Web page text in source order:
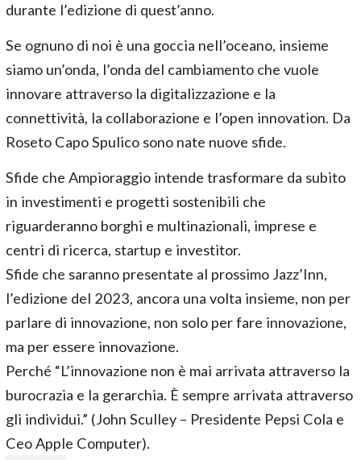
durante l’edizione di quest’anno.
Se ognuno di noi è una goccia nell’oceano, insieme
siamo un’onda, l’onda del cambiamento che vuole
innovare attraverso la digitalizzazione e la
connettività, la collaborazione e l’open innovation. Da
Roseto Capo Spulico sono nate nuove sfide.
Sfide che Ampioraggio intende trasformare da subito
in investimenti e progetti sostenibili che
riguarderanno borghi e multinazionali, imprese e
centri di ricerca, startup e investitor.
Sfide che saranno presentate al prossimo Jazz’Inn,
l’edizione del 2023, ancora una volta insieme, non per
parlare di innovazione, non solo per fare innovazione,
ma per essere innovazione.
Perché “L’innovazione non è mai arrivata attraverso la
burocrazia e la gerarchia. È sempre arrivata attraverso
gli individui.” (John Sculley – Presidente Pepsi Cola e
Ceo Apple Computer).